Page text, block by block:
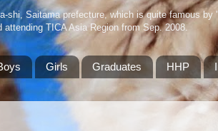
Saitama prefecture, which is quite famous by
TICA Asia Region from Sep. 2008.
Girls Graduates HHP